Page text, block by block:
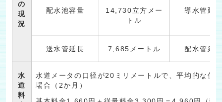
の
現
況
配水池容量
14,730立方メー
トル
導水管延
送水管延長 7,685メートル 配水管延
水
道
料
水道メータの口径が20ミリメートルで、平均的な使
場合（2か月）